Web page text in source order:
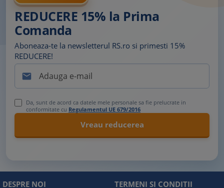
REDUCERE 15% la Prima
Comanda
Aboneaza-te la newsletterul RS.ro si primesti 15%
REDUCERE!

Da, sunt de acord ca datele mele personale sa fie prelucrate in
conformitate cu Regulamentul UE 679/2016
DESPRE NOI TERMENI SI CONDITII